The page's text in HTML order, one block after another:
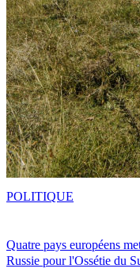
Quatre pays européens
Russie pour l'Ossétie du
POLITIQUE